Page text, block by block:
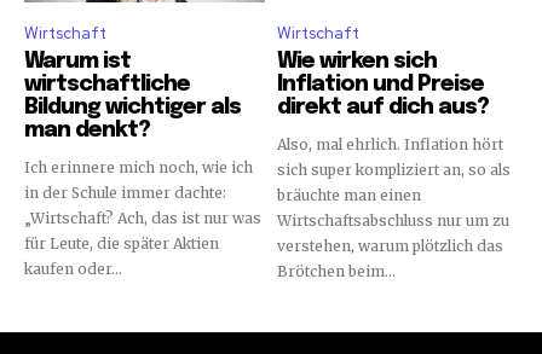
Wirtschaft
Warum ist
wirtschaftliche
Bildung wichtiger als
man denkt?
Ich erinnere mich noch, wie ich
in der Schule immer dachte:
„Wirtschaft? Ach, das ist nur was
für Leute, die später Aktien
kaufen oder...
Wirtschaft
Wie wirken sich
Inflation und Preise
direkt auf dich aus?
Also, mal ehrlich. Inflation hört
sich super kompliziert an, so als
bräuchte man einen
Wirtschaftsabschluss nur um zu
verstehen, warum plötzlich das
Brötchen beim...